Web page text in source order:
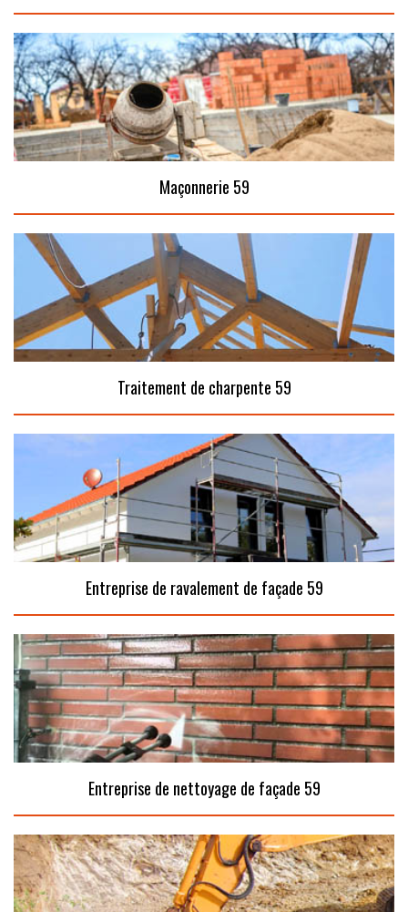
Maçonnerie 59
Traitement de charpente 59
Entreprise de ravalement de façade 59
Entreprise de nettoyage de façade 59